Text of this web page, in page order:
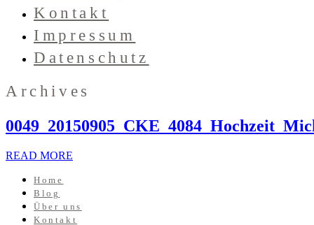
Kontakt
Impressum
Datenschutz
Archives
READ MORE
Home
Blog
Über uns
Kontakt